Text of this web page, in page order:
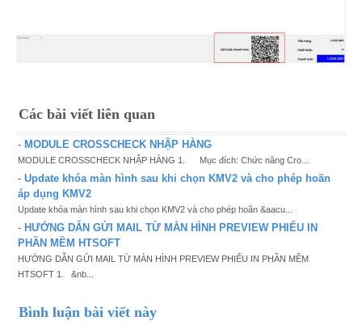
Các bài viết liên quan
- MODULE CROSSCHECK NHẬP HÀNG
MODULE CROSSCHECK NHẬP HÀNG 1. Mục đích: Chức năng Cro...
- Update khóa màn hình sau khi chọn KMV2 và cho phép hoãn
áp dụng KMV2
Update khóa màn hình sau khi chọn KMV2 và cho phép hoãn &aacu...
- HƯỚNG DẪN GỬI MAIL TỪ MÀN HÌNH PREVIEW PHIẾU IN
PHẦN MỀM HTSOFT
HƯỚNG DẪN GỬI MAIL TỪ MÀN HÌNH PREVIEW PHIẾU IN PHẦN MỀM
HTSOFT 1. &nb...
Bình luận bài viết này